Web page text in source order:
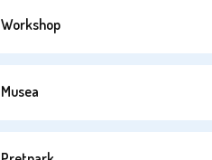
Workshop
Musea